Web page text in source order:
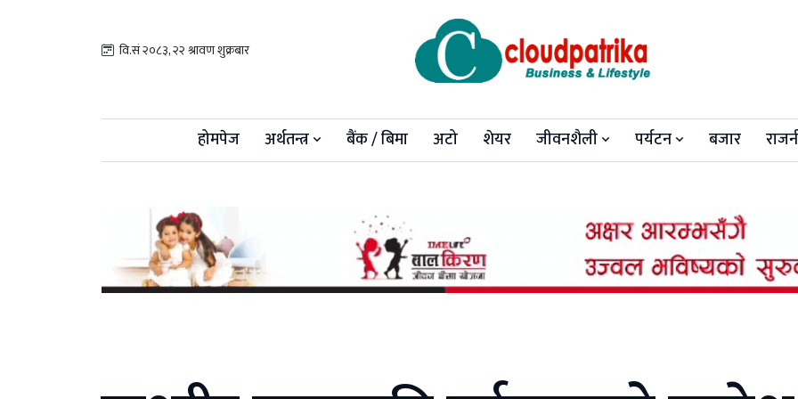
वि.सं २०८३, २२ श्रावण शुक्रबार
होमपेज अर्थतन्त्र बैंक / बिमा अटो शेयर जीवनशैली पर्यटन बजार